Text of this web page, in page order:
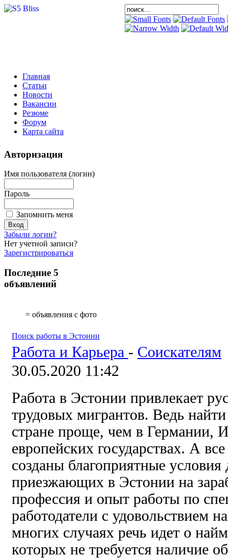
Главная
Статьи
Новости
Вакансии
Резюме
Форум
Карта сайта
Авторизация
Имя пользователя (логин)
Пароль
Запомнить меня
Забыли логин?
Нет учетной записи?
Зарегистрироваться
Последние 5
объявлений
= объявления с фото
Поиск работы в Эстонии
Работа и Карьера - Соискателям
30.05.2020 11:42
Работа в Эстонии привлекает
трудовых мигрантов. Ведь
стране проще, чем в Германии,
европейских государствах. А
созданы благоприятные условия
приезжающих в Эстонии на
профессия и опыт работы по
работодатели с удовольствием
многих случаях речь идет о
которых не требуется наличие